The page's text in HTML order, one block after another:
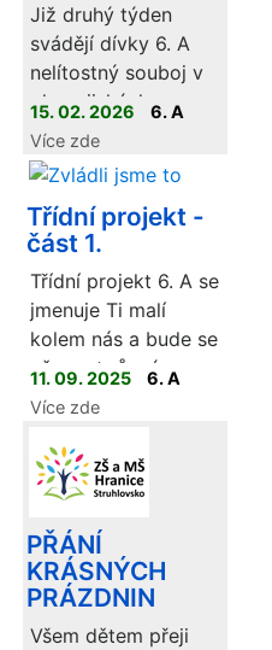
Již druhý týden
svádějí dívky 6. A
nelítostný souboj v
olympijských
disciplínách. Jelikož
je dívek málo, jde
spíše o souboj
dvojic než o týmové
klání, ale i tak jdou
dívky do všeho
naplno.
15. 02. 2026
6. A
Více zde
Třídní projekt -
část 1.
Třídní projekt 6. A se
jmenuje Ti malí
kolem nás a bude se
věnovat různým
organismům. Od
až po rostlinky.
11. 09. 2025
6. A
Více zde
PŘÁNÍ
KRÁSNÝCH
PRÁZDNIN
Všem dětem přeji